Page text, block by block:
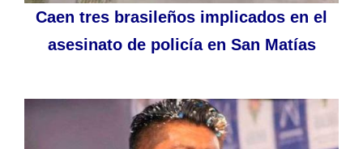
Caen tres brasileños implicados en el
asesinato de policía en San Matías